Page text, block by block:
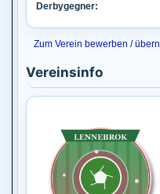
Derbygegner:
Zum Verein bewerben /
Vereinsinfo